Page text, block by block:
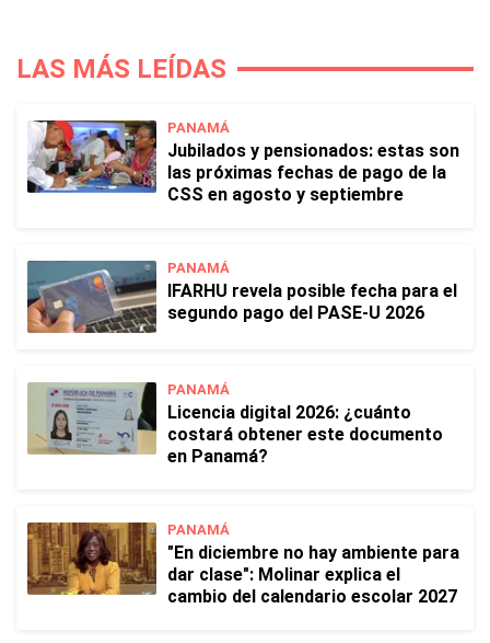
LAS MÁS LEÍDAS
PANAMÁ
Jubilados y pensionados: estas son
las próximas fechas de pago de la
CSS en agosto y septiembre
PANAMÁ
IFARHU revela posible fecha para el
segundo pago del PASE-U 2026
PANAMÁ
Licencia digital 2026: ¿cuánto
costará obtener este documento
en Panamá?
PANAMÁ
"En diciembre no hay ambiente para
dar clase": Molinar explica el
cambio del calendario escolar 2027